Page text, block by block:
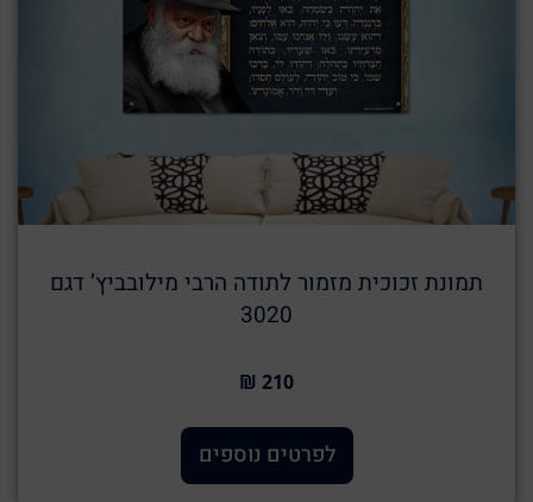
תמונת זכוכית מזמור לתודה הרבי מילובביץ’ דגם
3020
210 ₪
לפרטים נוספים